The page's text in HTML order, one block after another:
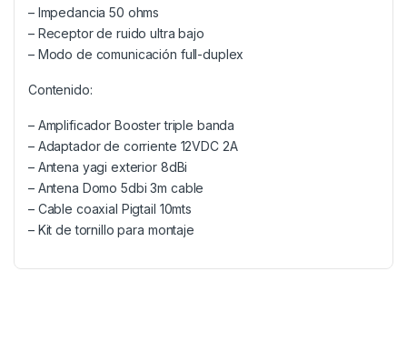
– Impedancia 50 ohms
– Receptor de ruido ultra bajo
– Modo de comunicación full-duplex
Contenido:
– Amplificador Booster triple banda
– Adaptador de corriente 12VDC 2A
– Antena yagi exterior 8dBi
– Antena Domo 5dbi 3m cable
– Cable coaxial Pigtail 10mts
– Kit de tornillo para montaje